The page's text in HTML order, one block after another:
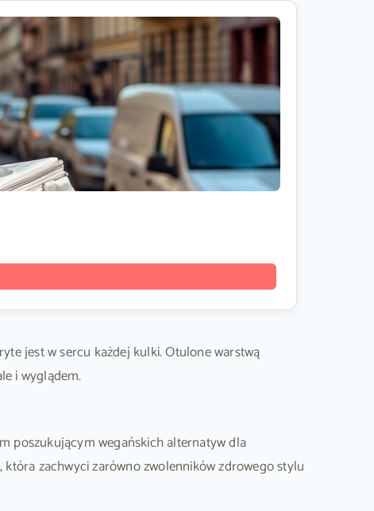
jest w sercu każdej kulki. Otulone warstwą
i wyglądem.
poszukującym wegańskich alternatyw dla
zachwyci zarówno zwolenników zdrowego stylu